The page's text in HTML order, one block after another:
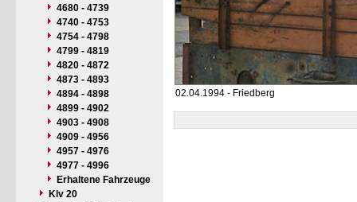
4680 - 4739
4740 - 4753
4754 - 4798
4799 - 4819
4820 - 4872
4873 - 4893
4894 - 4898
4899 - 4902
4903 - 4908
4909 - 4956
4957 - 4976
4977 - 4996
Erhaltene Fahrzeuge
Klv 20
02.04.1994 - Friedberg